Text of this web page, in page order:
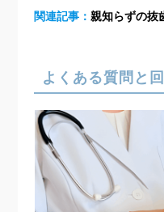
関連記事：親知らずの抜
よくある質問と